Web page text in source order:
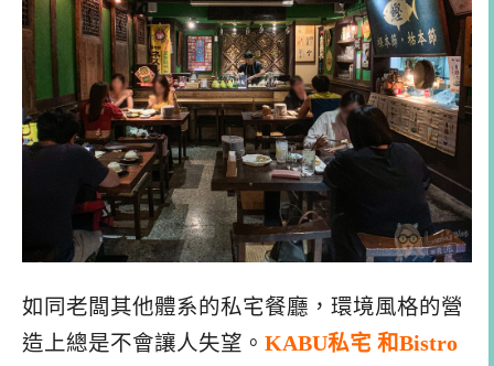
如同老闆其他體系的私宅餐廳，環境風格的營
造上總是不會讓人失望。 KABU私宅 和Bistro